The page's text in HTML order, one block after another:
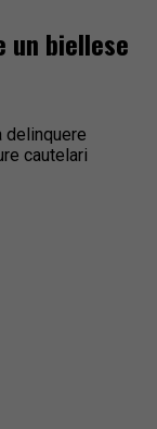
un biellese
delinquere
cautelari